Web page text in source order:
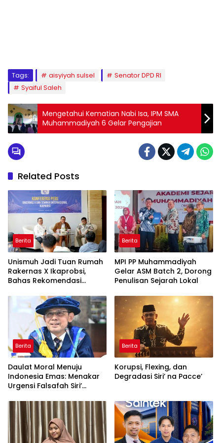
Tags: aisyiyah sulsel
Senator DPD RI
Syaiful Saleh
Mengetahui Kematian Nabi Isa, IPM SMA
Muhammadiyah 6 Gelar Pengajian
Related Posts
Berita
Unismuh Jadi Tuan Rumah
Rakernas X Ikaprobsi,
Bahas Rekomendasi
Indonesia di Tingkat
Global
Berita
MPI PP Muhammadiyah
Gelar ASM Batch 2, Dorong
Penulisan Sejarah Lokal
Berita
Daulat Moral Menuju
Indonesia Emas: Menakar
Urgensi Falsafah Siri’
Ancaman Kleptokrasi
Berita
Korupsi, Flexing, dan
Degradasi Siri’ na Pacce’